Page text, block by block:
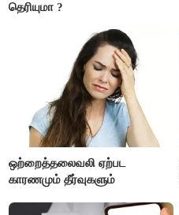
தெரியுமா ?
ஒற்றைத்தலைவலி ஏற்பட
காரணமும் தீர்வுகளும்